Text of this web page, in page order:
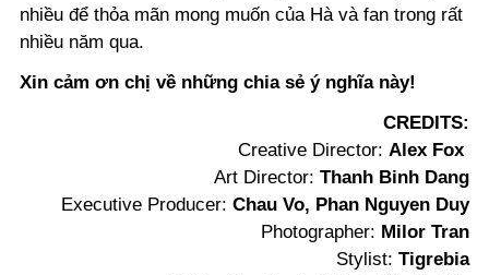
nhiều để thỏa mãn mong muốn của Hà và fan trong rất
nhiều năm qua.
Xin cảm ơn chị về những chia sẻ ý nghĩa này!
CREDITS:
Creative Director: Alex Fox
Art Director: Thanh Binh Dang
Executive Producer: Chau Vo, Phan Nguyen Duy
Photographer: Milor Tran
Stylist: Tigrebia